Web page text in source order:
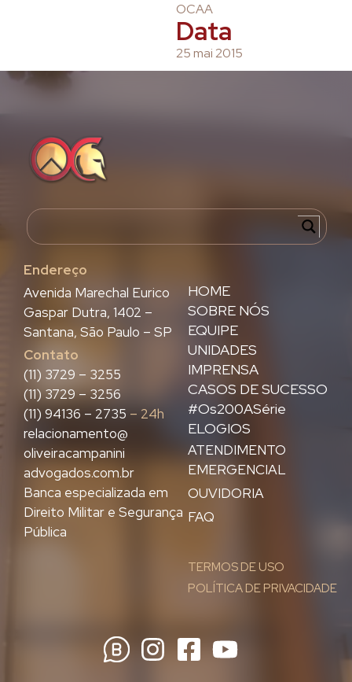
OCAA
Data
25 mai 2015
Endereço
HOME
SOBRE NÓS
EQUIPE
UNIDADES
IMPRENSA
CASOS DE SUCESSO
#Os200ASérie
ELOGIOS
ATENDIMENTO
EMERGENCIAL
OUVIDORIA
FAQ
TERMOS DE USO
POLÍTICA DE PRIVACIDADE
Avenida Marechal Eurico
Gaspar Dutra, 1402 –
Santana, São Paulo – SP
Contato
(11) 3729 – 3255
(11) 3729 – 3256
(11) 94136 – 2735 – 24h
relacionamento@
oliveiracampanini
advogados.com.br
Banca especializada em
Direito Militar e Segurança
Pública